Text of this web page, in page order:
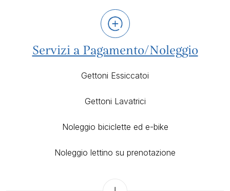
Servizi a Pagamento/Noleggio
Gettoni Essiccatoi
Gettoni Lavatrici
Noleggio biciclette ed e-bike
Noleggio lettino su prenotazione